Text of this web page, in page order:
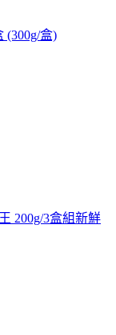
(300g/盒)
200g/3盒組新鮮